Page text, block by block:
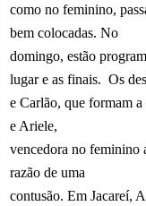
como no feminino,
bem colocadas. No
domingo, estão
lugar e as finais. Os
e Carlão, que formam
e Ariele,
vencedora no feminino
razão de uma
contusão. Em Jacareí,